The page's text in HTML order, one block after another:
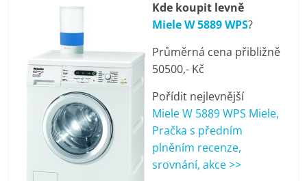
telefony,
kávovary,
bazény
Nejlepší
elektronika
porovnání
Elektro
Kde koupit levně
Miele W 5889 WPS?
Průměrná cena přibližně
50500,- Kč
Pořídit nejlevnější
Miele W 5889 WPS Miele,
Pračka s předním
plněním recenze,
srovnání, akce >>